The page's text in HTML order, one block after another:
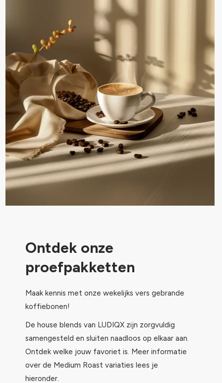
Ontdek onze
proefpakketten
Maak kennis met onze wekelijks vers gebrande
koffiebonen!
De house blends van LUDIQX zijn zorgvuldig
samengesteld en sluiten naadloos op elkaar aan.
Ontdek welke jouw favoriet is. Meer informatie
over de Medium Roast variaties lees je
hieronder.